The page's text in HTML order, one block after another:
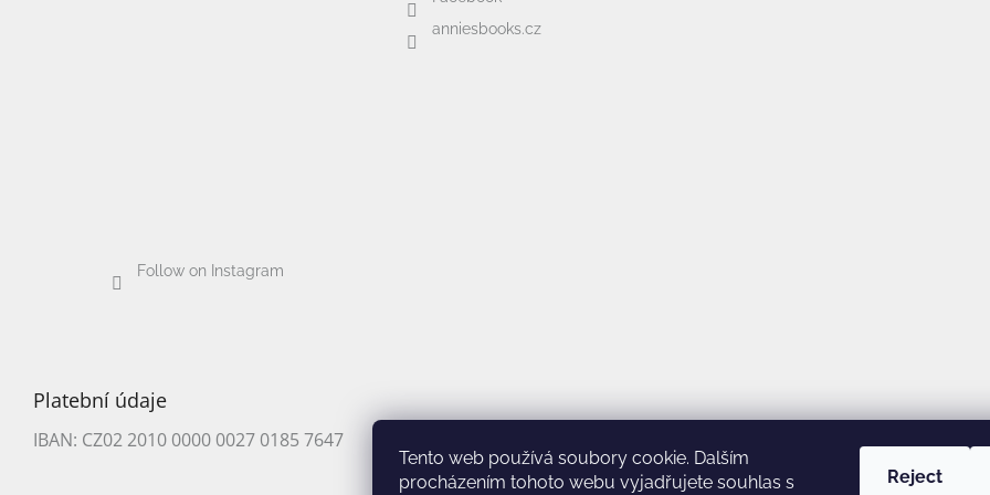
Tento web používá soubory cookie. Dalším
procházením tohoto webu vyjadřujete souhlas s
Reject
Follow on Instagram
anniesbooks.cz
Platební údaje
IBAN: CZ02 2010 0000 0027 0185 7647